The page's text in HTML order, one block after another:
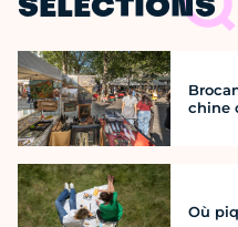
SÉLECTIONS
chine
Où